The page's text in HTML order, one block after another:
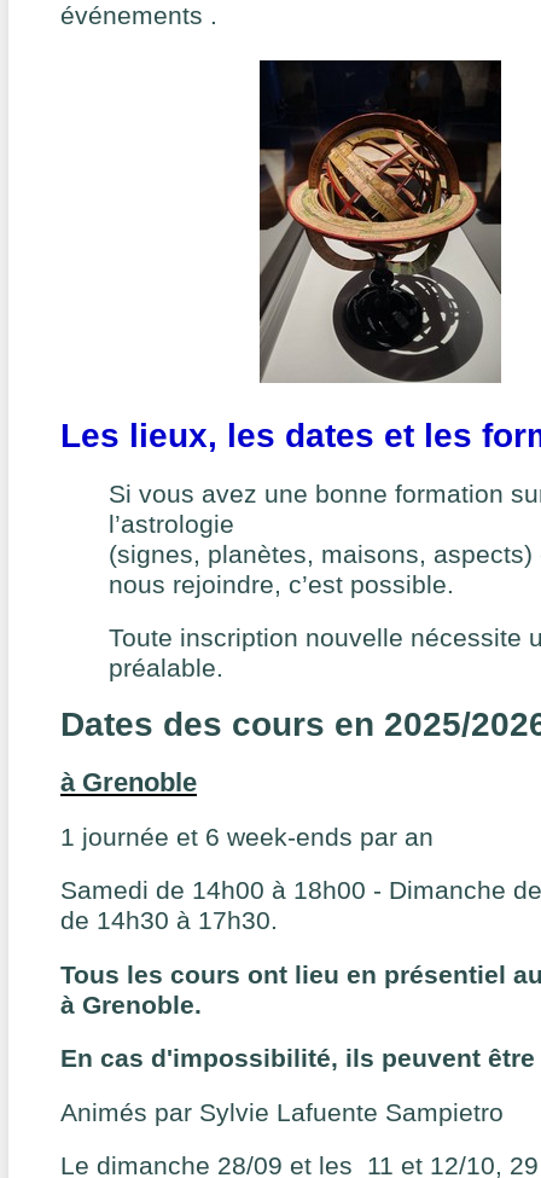
événements .
Les lieux, les dates et les
Si vous avez une bonne formation
l’astrologie
(signes, planètes, maisons,
nous rejoindre, c’est possible.
Toute inscription nouvelle nécessite
préalable.
Dates des cours en 2025/
à Grenoble
1 journée et 6 week-ends par an
Samedi de 14h00 à 18h00 - Dimanche
de 14h30 à 17h30.
Tous les cours ont lieu en présentiel
à Grenoble.
En cas d'impossibilité, ils peuvent
Animés par Sylvie Lafuente Sampietro
Le dimanche 28/09 et les 11 et 12/10,